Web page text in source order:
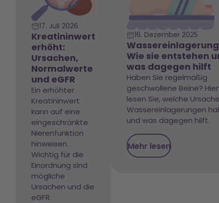
17. Juli 2026
Kreatininwert
erhöht:
Ursachen,
Normalwerte
und eGFR
Ein erhöhter
Kreatininwert
kann auf eine
eingeschränkte
Nierenfunktion
hinweisen.
Wichtig für die
Einordnung sind
mögliche
Ursachen und die
eGFR.
16. Dezember 2025
Wie sie entstehen
was dagegen hilft
Haben Sie regelmäßig
geschwollene Beine? Hier
lesen Sie, welche
Wassereinlagerungen
und was dagegen hilft.
Mehr lesen